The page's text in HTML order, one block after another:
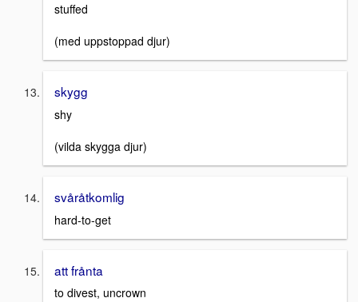
stuffed
(med uppstoppad djur)
skygg
shy
(vilda skygga djur)
svåråtkomlig
hard-to-get
att frånta
to divest, uncrown